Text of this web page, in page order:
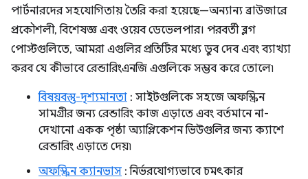
পার্টনারদের সহযোগিতায় তৈরি করা হয়েছে—অন্যান্য ব্রাউজারে
প্রকৌশলী, বিশেষজ্ঞ এবং ওয়েব ডেভেলপার। পরবর্তী ব্লগ
পোস্টগুলিতে, আমরা এগুলির প্রতিটির মধ্যে ডুব দেব এবং ব্যাখ্যা
করব যে কীভাবে রেন্ডারিংএনজি এগুলিকে সম্ভব করে তোলে৷
বিষয়বস্তু-দৃশ্যমানতা : সাইটগুলিকে সহজে অফস্ক্রিন
সামগ্রীর জন্য রেন্ডারিং কাজ এড়াতে এবং বর্তমানে না-
দেখানো একক পৃষ্ঠা অ্যাপ্লিকেশন ভিউগুলির জন্য ক্যাশে
রেন্ডারিং এড়াতে দেয়৷
অফস্ক্রিন ক্যানভাস : নির্ভরযোগ্যভাবে চমৎকার